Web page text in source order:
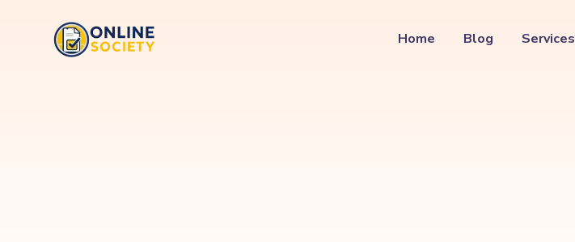
Home Blog Services